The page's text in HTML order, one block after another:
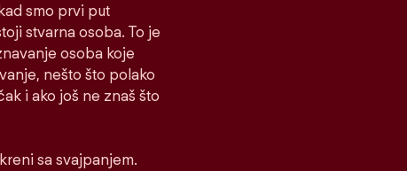
smo prvi put
stvarna osoba. To je
osoba koje
nešto što polako
i ako još ne znaš što
sa svajpanjem.